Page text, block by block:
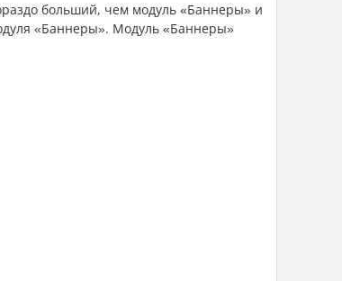
больший, чем модуль «Баннеры» и
«Баннеры». Модуль «Баннеры»